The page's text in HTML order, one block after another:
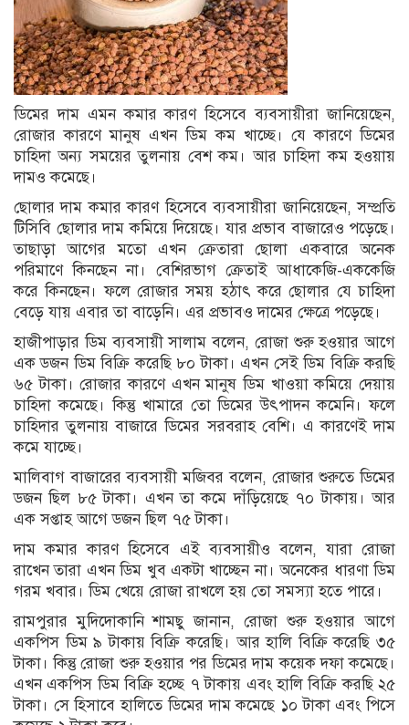
ডিমের দাম এমন কমার কারণ হিসেবে ব্যবসায়ীরা জানিয়েছেন,
রোজার কারণে মানুষ এখন ডিম কম খাচ্ছে। যে কারণে ডিমের
চাহিদা অন্য সময়ের তুলনায় বেশ কম। আর চাহিদা কম হওয়ায়
দামও কমেছে।
ছোলার দাম কমার কারণ হিসেবে ব্যবসায়ীরা জানিয়েছেন, সম্প্রতি
টিসিবি ছোলার দাম কমিয়ে দিয়েছে। যার প্রভাব বাজারেও পড়েছে।
তাছাড়া আগের মতো এখন ক্রেতারা ছোলা একবারে অনেক
পরিমাণে কিনছেন না। বেশিরভাগ ক্রেতাই আধাকেজি-এককেজি
করে কিনছেন। ফলে রোজার সময় হঠাৎ করে ছোলার যে চাহিদা
বেড়ে যায় এবার তা বাড়েনি। এর প্রভাবও দামের ক্ষেত্রে পড়েছে।
হাজীপাড়ার ডিম ব্যবসায়ী সালাম বলেন, রোজা শুরু হওয়ার আগে
এক ডজন ডিম বিক্রি করেছি ৮০ টাকা। এখন সেই ডিম বিক্রি করছি
৬৫ টাকা। রোজার কারণে এখন মানুষ ডিম খাওয়া কমিয়ে দেয়ায়
চাহিদা কমেছে। কিন্তু খামারে তো ডিমের উৎপাদন কমেনি। ফলে
চাহিদার তুলনায় বাজারে ডিমের সরবরাহ বেশি। এ কারণেই দাম
কমে যাচ্ছে।
মালিবাগ বাজারের ব্যবসায়ী মজিবর বলেন, রোজার শুরুতে ডিমের
ডজন ছিল ৮৫ টাকা। এখন তা কমে দাঁড়িয়েছে ৭০ টাকায়। আর
এক সপ্তাহ আগে ডজন ছিল ৭৫ টাকা।
দাম কমার কারণ হিসেবে এই ব্যবসায়ীও বলেন, যারা রোজা
রাখেন তারা এখন ডিম খুব একটা খাচ্ছেন না। অনেকের ধারণা ডিম
গরম খবার। ডিম খেয়ে রোজা রাখলে হয় তো সমস্যা হতে পারে।
রামপুরার মুদিদোকানি শামছু জানান, রোজা শুরু হওয়ার আগে
একপিস ডিম ৯ টাকায় বিক্রি করেছি। আর হালি বিক্রি করেছি ৩৫
টাকা। কিন্তু রোজা শুরু হওয়ার পর ডিমের দাম কয়েক দফা কমেছে।
এখন একপিস ডিম বিক্রি হচ্ছে ৭ টাকায় এবং হালি বিক্রি করছি ২৫
টাকা। সে হিসাবে হালিতে ডিমের দাম কমেছে ১০ টাকা এবং পিসে